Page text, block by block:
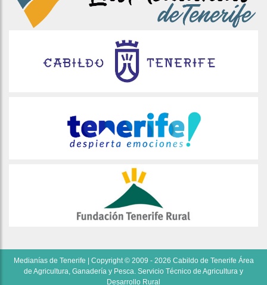
Medianías de Tenerife | Copyright © 2009 - 2026 Cabildo de Tenerife Área
de Agricultura, Ganadería y Pesca. Servicio Técnico de Agricultura y
Desarrollo Rural